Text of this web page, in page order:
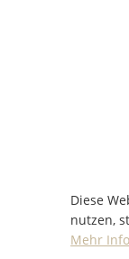
Diese
nutzen,
Mehr